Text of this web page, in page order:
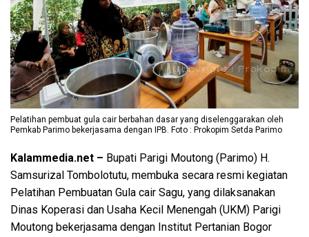
Pelatihan pembuat gula cair berbahan dasar yang diselenggarakan oleh
Pemkab Parimo bekerjasama dengan IPB. Foto : Prokopim Setda Parimo
Kalammedia.net – Bupati Parigi Moutong (Parimo) H.
Samsurizal Tombolotutu, membuka secara resmi kegiatan
Pelatihan Pembuatan Gula cair Sagu, yang dilaksanakan
Dinas Koperasi dan Usaha Kecil Menengah (UKM) Parigi
Moutong bekerjasama dengan Institut Pertanian Bogor